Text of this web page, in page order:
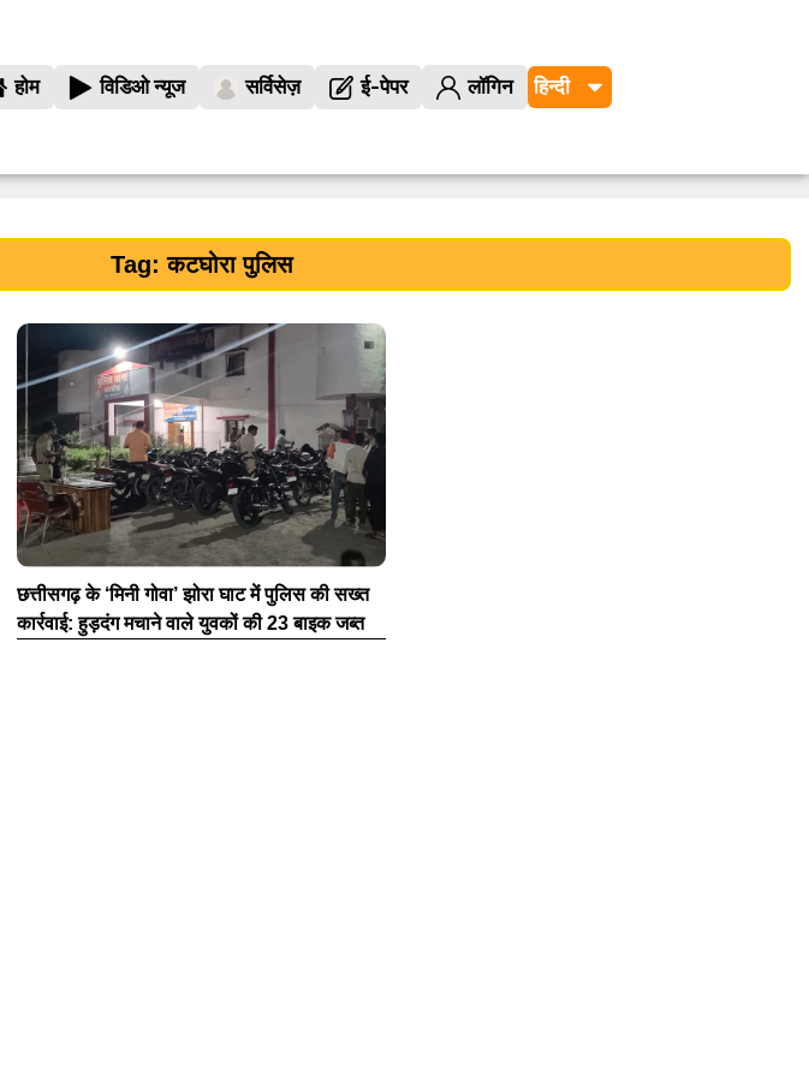
होम विडिओ न्यूज सर्विसेज़ ई-पेपर लॉगिन
Tag: कटघोरा पुलिस
छत्तीसगढ़ के ‘मिनी गोवा’ झोरा घाट में पुलिस की सख्त
कार्रवाई: हुड़दंग मचाने वाले युवकों की 23 बाइक जब्त